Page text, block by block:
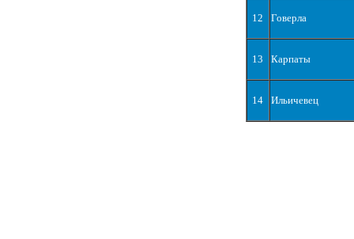
12 Говерла
13 Карпаты
14 Ильичевец